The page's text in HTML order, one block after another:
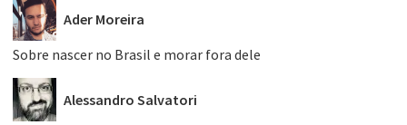
Ader Moreira
Sobre nascer no Brasil e morar fora dele
Alessandro Salvatori